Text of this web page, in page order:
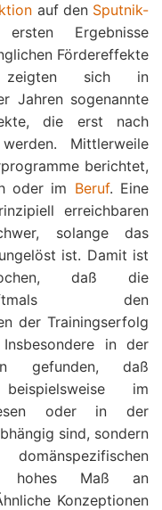
auf den Sputnik-
Ergebnisse
Fördereffekte
zeigten sich in
Jahren sogenannte
die erst nach
Mittlerweile
berichtet,
oder im Beruf. Eine
erreichbaren
solange das
ist. Damit ist
daß die
oftmals den
der Trainingserfolg
in der
daß
im
oder in der
sind, sondern
hohes Maß an
Konzeptionen